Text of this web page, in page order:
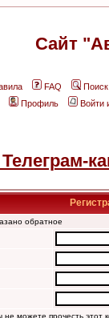
Сайт
FAQ
Поиск
Профиль
Войти
обратное
можете прочесть этот